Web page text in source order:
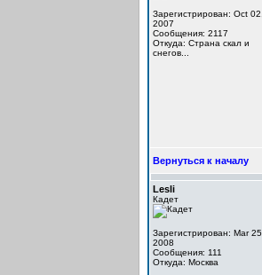
Зарегистрирован: Oct 02,
2007
Сообщения: 2117
Откуда: Cтрана скал и
снегов...
Вернуться к началу
Lesli
Кадет
Зарегистрирован: Mar 25,
2008
Сообщения: 111
Откуда: Москва